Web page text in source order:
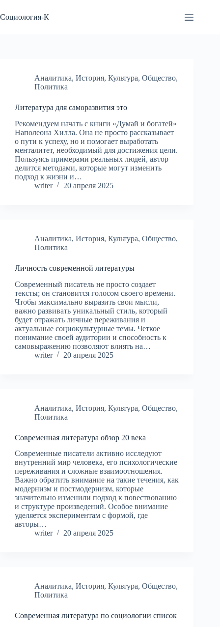
к
сути
Социология-К
Аналитика, История, Культура, Общество,
Политика
Литература для саморазвития это
Рекомендуем начать с книги «Думай и богатей»
Наполеона Хилла. Она не просто рассказывает
о пути к успеху, но и помогает выработать
менталитет, необходимый для достижения цели.
Пользуясь примерами реальных людей, автор
делится методами, которые могут изменить
подход к жизни и…
writer
20 апреля 2025
Аналитика, История, Культура, Общество,
Политика
Личность современной литературы
Современный писатель не просто создает
тексты; он становится голосом своего времени.
Чтобы максимально выразить свои мысли,
важно развивать уникальный стиль, который
будет отражать личные переживания и
актуальные социокультурные темы. Четкое
понимание своей аудитории и способность к
самовыражению позволяют влиять на…
writer
20 апреля 2025
Аналитика, История, Культура, Общество,
Политика
Современная литература обзор 20 века
Современные писатели активно исследуют
внутренний мир человека, его психологические
переживания и сложные взаимоотношения.
Важно обратить внимание на такие течения, как
модернизм и постмодернизм, которые
значительно изменили подход к повествованию
и структуре произведений. Особое внимание
уделяется экспериментам с формой, где
авторы…
writer
20 апреля 2025
Аналитика, История, Культура, Общество,
Политика
Современная литература по социологии список